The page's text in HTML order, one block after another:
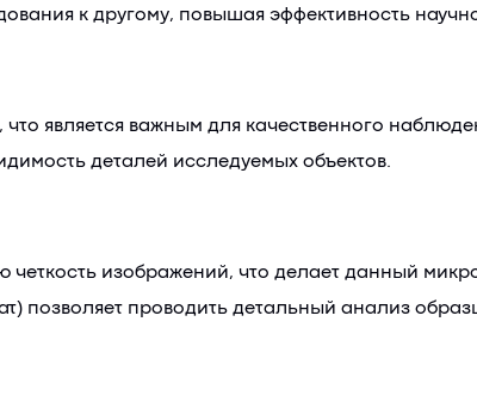
к другому, повышая эффективность
является важным для качественного
деталей исследуемых объектов.
четкость изображений, что делает данный
позволяет проводить детальный анализ